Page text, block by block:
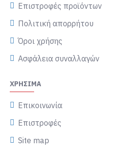
Επιστροφές προϊόντων
Πολιτική απορρήτου
Όροι χρήσης
Ασφάλεια συναλλαγών
ΧΡΉΣΙΜΑ
Επικοινωνία
Επιστροφές
Site map